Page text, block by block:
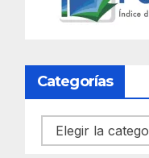
Categorías
Categorías